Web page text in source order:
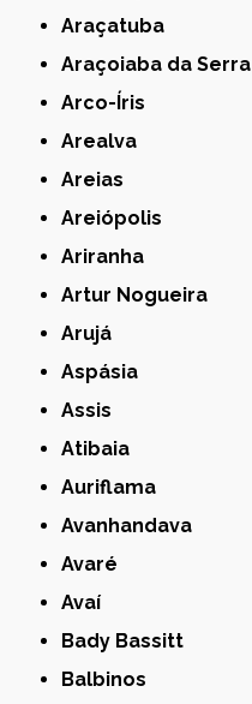
Araçatuba
Araçoiaba da Serra
Arco-Íris
Arealva
Areias
Areiópolis
Ariranha
Artur Nogueira
Arujá
Aspásia
Assis
Atibaia
Auriflama
Avanhandava
Avaré
Avaí
Bady Bassitt
Balbinos